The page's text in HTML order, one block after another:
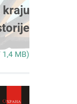
kraju
MB)